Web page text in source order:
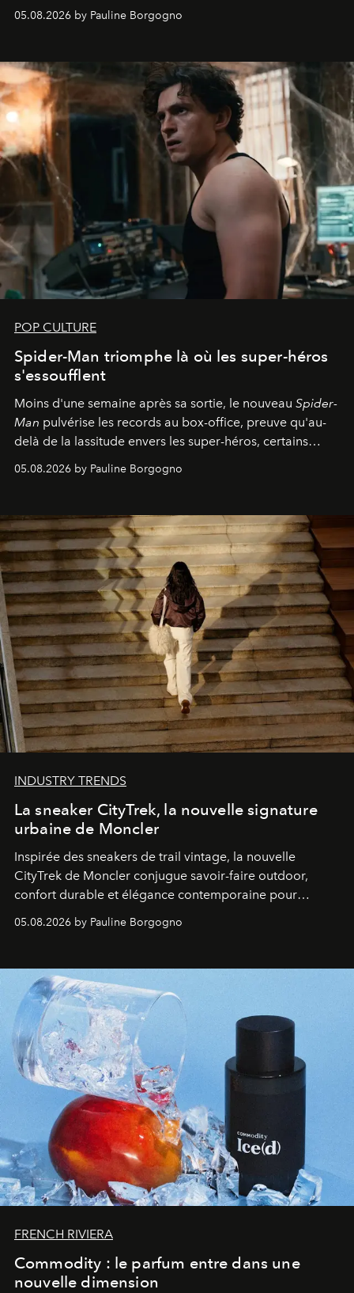
05.08.2026 by Pauline Borgogno
POP CULTURE
Spider-Man triomphe là où les super-héros
s'essoufflent
Moins d'une semaine après sa sortie, le nouveau Spider-
Man pulvérise les records au box-office, preuve qu'au-
delà de la lassitude envers les super-héros, certains
personnages continuent de susciter une ferveur intacte.
05.08.2026 by Pauline Borgogno
INDUSTRY TRENDS
La sneaker CityTrek, la nouvelle signature
urbaine de Moncler
Inspirée des sneakers de trail vintage, la nouvelle
CityTrek de Moncler conjugue savoir-faire outdoor,
confort durable et élégance contemporaine pour
accompagner les explorations du quotidien.
05.08.2026 by Pauline Borgogno
FRENCH RIVIERA
Commodity : le parfum entre dans une
nouvelle dimension